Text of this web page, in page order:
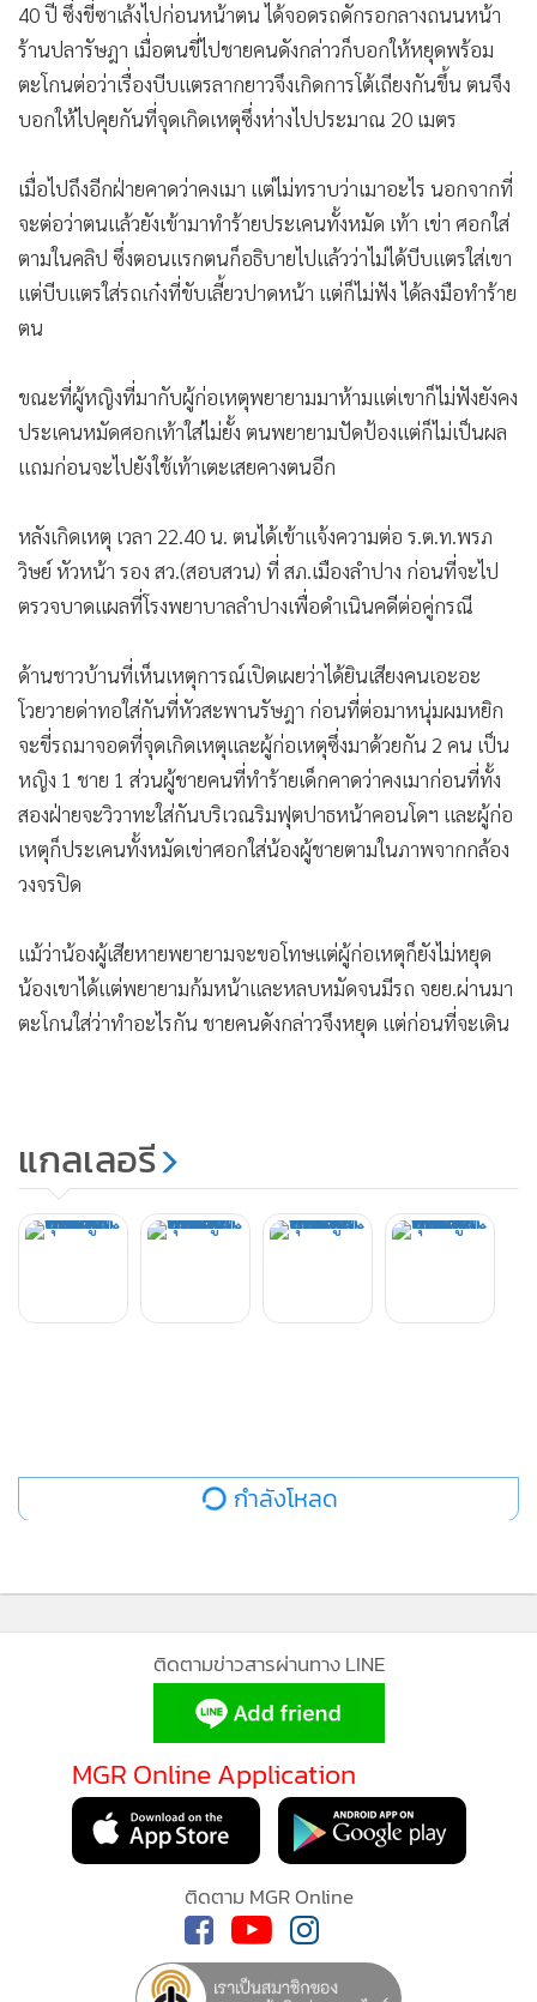
40 ปี ซึ่งขี่ซาเล้งไปก่อนหน้าตน ได้จอดรถดักรอกลางถนนหน้า
ร้านปลารัษฎา เมื่อตนขี่ไปชายคนดังกล่าวก็บอกให้หยุดพร้อม
ตะโกนต่อว่าเรื่องบีบแตรลากยาวจึงเกิดการโต้เถียงกันขึ้น ตนจึง
บอกให้ไปคุยกันที่จุดเกิดเหตุซึ่งห่างไปประมาณ 20 เมตร
เมื่อไปถึงอีกฝ่ายคาดว่าคงเมา แต่ไม่ทราบว่าเมาอะไร นอกจากที่
จะต่อว่าตนแล้วยังเข้ามาทำร้ายประเคนทั้งหมัด เท้า เข่า ศอกใส่
ตามในคลิป ซึ่งตอนแรกตนก็อธิบายไปแล้วว่าไม่ได้บีบแตรใส่เขา
แต่บีบแตรใส่รถเก๋งที่ขับเลี้ยวปาดหน้า แต่ก็ไม่ฟัง ได้ลงมือทำร้าย
ตน
ขณะที่ผู้หญิงที่มากับผู้ก่อเหตุพยายามมาห้ามแต่เขาก็ไม่ฟังยังคง
ประเคนหมัดศอกเท้าใส่ไม่ยั้ง ตนพยายามปัดป้องแต่ก็ไม่เป็นผล
แถมก่อนจะไปยังใช้เท้าเตะเสยคางตนอีก
หลังเกิดเหตุ เวลา 22.40 น. ตนได้เข้าแจ้งความต่อ ร.ต.ท.พรภ
วิษย์ หัวหน้า รอง สว.(สอบสวน) ที่ สภ.เมืองลำปาง ก่อนที่จะไป
ตรวจบาดแผลที่โรงพยาบาลลำปางเพื่อดำเนินคดีต่อคู่กรณี
ด้านชาวบ้านที่เห็นเหตุการณ์เปิดเผยว่าได้ยินเสียงคนเอะอะ
โวยวายด่าทอใส่กันที่หัวสะพานรัษฎา ก่อนที่ต่อมาหนุ่มผมหยิก
จะขี่รถมาจอดที่จุดเกิดเหตุและผู้ก่อเหตุซึ่งมาด้วยกัน 2 คน เป็น
หญิง 1 ชาย 1 ส่วนผู้ชายคนที่ทำร้ายเด็กคาดว่าคงเมาก่อนที่ทั้ง
สองฝ่ายจะวิวาทะใส่กันบริเวณริมฟุตปาธหน้าคอนโดฯ และผู้ก่อ
เหตุก็ประเคนทั้งหมัดเข่าศอกใส่น้องผู้ชายตามในภาพจากกล้อง
วงจรปิด
แม้ว่าน้องผู้เสียหายพยายามจะขอโทษแต่ผู้ก่อเหตุก็ยังไม่หยุด
น้องเขาได้แต่พยายามก้มหน้าและหลบหมัดจนมีรถ จยย.ผ่านมา
ตะโกนใส่ว่าทำอะไรกัน ชายคนดังกล่าวจึงหยุด แต่ก่อนที่จะเดิน
สำหรับผู้ก่อเหตุ หลังจากที่มีคลิปว่อนโซเชียล ได้มีผู้ให้บาะแสว่า
เป็นพ่อค้าเร่ขายน้ำอ้อยที่ตลาดออมสิน และตลาดพระบาท ซึ่ง
แกลเลอรี
กำลังโหลด
ติดตามข่าวสารผ่านทาง LINE
MGR Online Application
ติดตาม MGR Online